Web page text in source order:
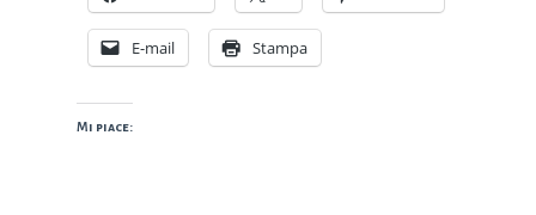
E-mail Stampa
Mi piace: